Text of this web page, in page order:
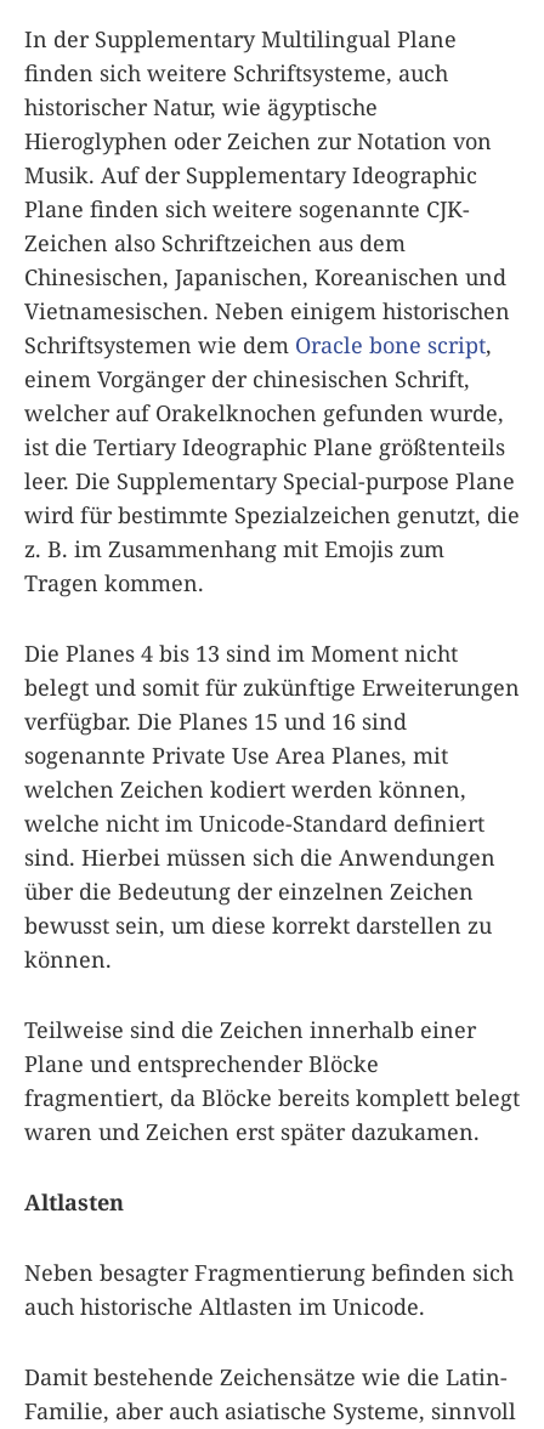
In der Supplementary Multilingual Plane
finden sich weitere Schriftsysteme, auch
historischer Natur, wie ägyptische
Hieroglyphen oder Zeichen zur Notation von
Musik. Auf der Supplementary Ideographic
Plane finden sich weitere sogenannte CJK-
Zeichen also Schriftzeichen aus dem
Chinesischen, Japanischen, Koreanischen und
Vietnamesischen. Neben einigem historischen
Schriftsystemen wie dem Oracle bone script,
einem Vorgänger der chinesischen Schrift,
welcher auf Orakelknochen gefunden wurde,
ist die Tertiary Ideographic Plane größtenteils
leer. Die Supplementary Special-purpose Plane
wird für bestimmte Spezialzeichen genutzt, die
z. B. im Zusammenhang mit Emojis zum
Tragen kommen.
Die Planes 4 bis 13 sind im Moment nicht
belegt und somit für zukünftige Erweiterungen
verfügbar. Die Planes 15 und 16 sind
sogenannte Private Use Area Planes, mit
welchen Zeichen kodiert werden können,
welche nicht im Unicode-Standard definiert
sind. Hierbei müssen sich die Anwendungen
über die Bedeutung der einzelnen Zeichen
bewusst sein, um diese korrekt darstellen zu
können.
Teilweise sind die Zeichen innerhalb einer
Plane und entsprechender Blöcke
fragmentiert, da Blöcke bereits komplett belegt
waren und Zeichen erst später dazukamen.
Altlasten
Neben besagter Fragmentierung befinden sich
auch historische Altlasten im Unicode.
Damit bestehende Zeichensätze wie die Latin-
Familie, aber auch asiatische Systeme, sinnvoll